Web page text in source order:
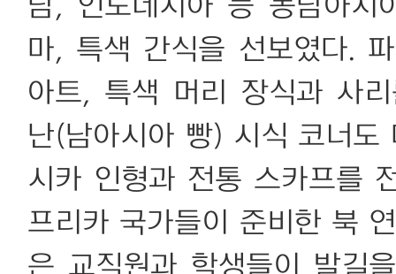
마, 특색 간식을 선보였다.
아트, 특색 머리 장식과 사
난(남아시아 빵) 시식 코너도
시카 인형과 전통 스카프를
프리카 국가들이 준비한 북